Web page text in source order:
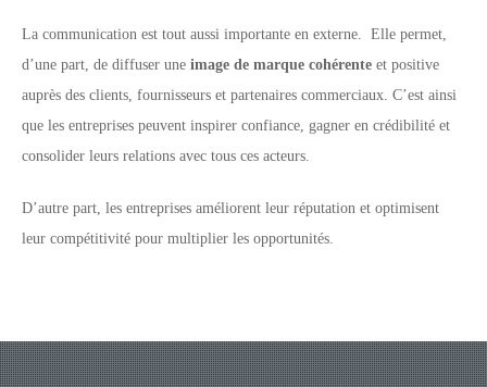
La communication est tout aussi importante en externe. Elle permet,
d’une part, de diffuser une image de marque cohérente et positive
auprès des clients, fournisseurs et partenaires commerciaux. C’est ainsi
que les entreprises peuvent inspirer confiance, gagner en crédibilité et
consolider leurs relations avec tous ces acteurs.
D’autre part, les entreprises améliorent leur réputation et optimisent
leur compétitivité pour multiplier les opportunités.